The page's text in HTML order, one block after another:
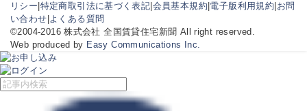
リシー 特定商取引法に基づく表記 会員基本規約 電子版利用規約 お問
い合わせ よくある質問
©2004-2016 株式会社 全国賃貸住宅新聞 All right reserved.
Web produced by Easy Communications Inc.